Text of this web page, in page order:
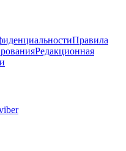
Правила
Редакционная